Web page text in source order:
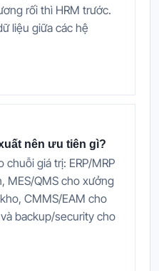
rối thì HRM trước.
liệu giữa các hệ
nên ưu tiên gì?
giá trị: ERP/MRP
MES/QMS cho xưởng
CMMS/EAM cho
backup/security cho